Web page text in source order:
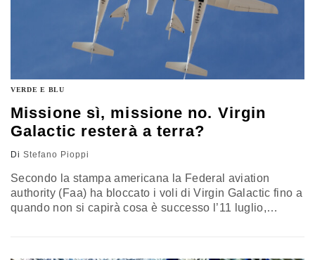
VERDE E BLU
Missione sì, missione no. Virgin
Galactic resterà a terra?
Di Stefano Pioppi
Secondo la stampa americana la Federal aviation
authority (Faa) ha bloccato i voli di Virgin Galactic fino a
quando non si capirà cosa è successo l’11 luglio,